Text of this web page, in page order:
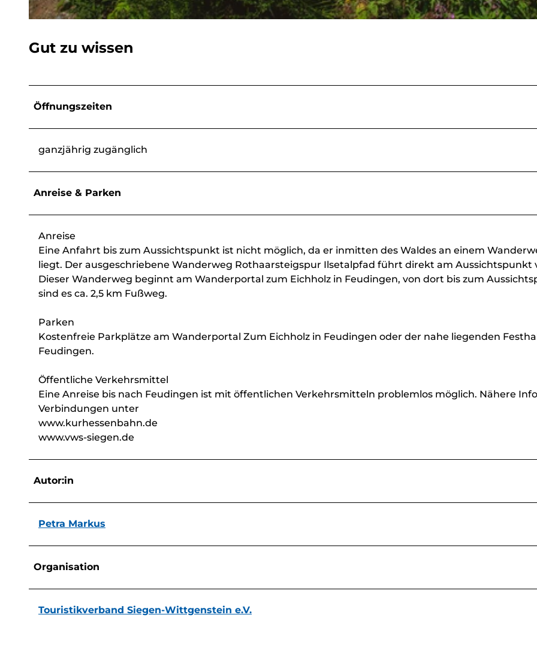
Gut zu wissen
Öffnungszeiten
ganzjährig zugänglich
Anreise & Parken
Anreise
Eine Anfahrt bis zum Aussichtspunkt ist nicht möglich, da er inmitten des Waldes an einem
liegt. Der ausgeschriebene Wanderweg Rothaarsteigspur Ilsetalpfad führt direkt am Aussichtspunkt
Dieser Wanderweg beginnt am Wanderportal zum Eichholz in Feudingen, von dort bis zum
sind es ca. 2,5 km Fußweg.
Parken
Kostenfreie Parkplätze am Wanderportal Zum Eichholz in Feudingen oder der nahe liegenden
Feudingen.
Öffentliche Verkehrsmittel
Eine Anreise bis nach Feudingen ist mit öffentlichen Verkehrsmitteln problemlos möglich. Nähere
Verbindungen unter
www.kurhessenbahn.de
www.vws-siegen.de
Autor:in
Petra Markus
Organisation
Touristikverband Siegen-Wittgenstein e.V.